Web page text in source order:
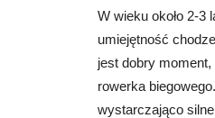
W wieku około 2-
umiejętność
jest dobry
rowerka
wystarczająco